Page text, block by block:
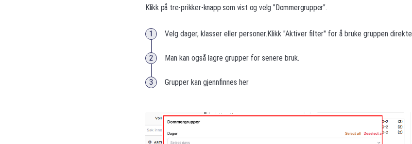
Klikk på tre-prikker-knapp som vist og velg "Dommergrupper".
Velg dager, klasser eller personer.Klikk "Aktiver filter" for å bruke gruppen direkte
Man kan også lagre grupper for senere bruk.
Grupper kan gjennfinnes her